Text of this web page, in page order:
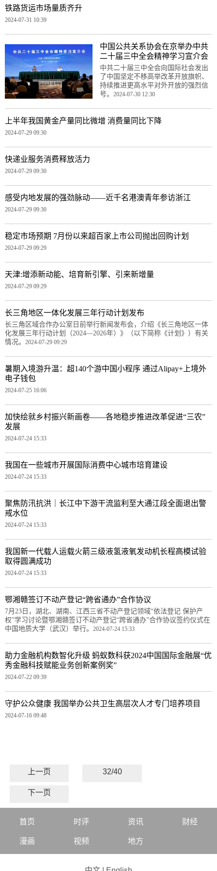
铁路货运市场量质齐升
2024-07-31 10:39
中国公共关系协会在京举办中共
二十届三中全会精神学习宣介会
中共二十届三中全会向国际社会发出
了中国坚定不移高举改革开放旗帜、
持续推进更高水平对外开放的强烈信
号。 2024-07-30 12:30
上半年我国黄金产量同比微增 消费量同比下降
2024-07-29 09:30
快递业服务消费释放活力
2024-07-29 09:30
感受内地发展的强劲脉动——近千名港澳青年参访浙江
2024-07-29 09:30
稳定市场预期 7月份以来超百家上市公司抛出回购计划
2024-07-29 09:29
天津:增添新动能、培育新引擎、引来新增量
2024-07-29 09:29
长三角地区一体化发展三年行动计划发布
长三角区域合作办公室日前举行新闻发布会，介绍《长三角地区一体
化发展三年行动计划（2024—2026年）》（以下简称《计划》）有关
情况。 2024-07-29 09:29
暑期入境游升温：超140个游中国小程序 通过Alipay+上境外
电子钱包
2024-07-25 16:06
加快绘就乡村振兴新画卷——各地稳步推进改革促进“三农”
发展
2024-07-24 15:33
我国在一些城市开展国际消费中心城市培育建设
2024-07-24 15:33
聚焦防汛抗洪｜长江中下游干流监利至大通江段全面退出警
戒水位
2024-07-24 15:33
我国新一代载人运载火箭三级液氢液氧发动机长程高模试验
取得圆满成功
2024-07-24 15:33
鄂湘赣签订不动产登记“跨省通办”合作协议
7月23日，湖北、湖南、江西三省不动产登记领域“依法登记 保护产
权”学习讨论暨鄂湘赣签订不动产登记“跨省通办”合作协议签约仪式在
中国地质大学（武汉）举行。 2024-07-24 15:33
助力金融机构数智化升级 蚂蚁数科获2024中国国际金融展“优
秀金融科技赋能业务创新案例奖”
2024-07-22 09:39
守护公众健康 我国举办公共卫生高层次人才专门培养项目
2024-07-16 09:48
上一页 32/40
下一页
首页 时评 资讯 财经
漫画 视频 地方